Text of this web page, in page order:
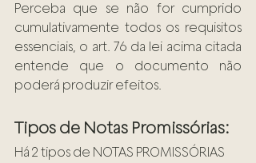
Perceba que se não for cumprido
cumulativamente todos os requisitos
essenciais, o art. 76 da lei acima citada
entende que o documento não
poderá produzir efeitos.
Tipos de Notas Promissórias:
Há 2 tipos de NOTAS PROMISSÓRIAS